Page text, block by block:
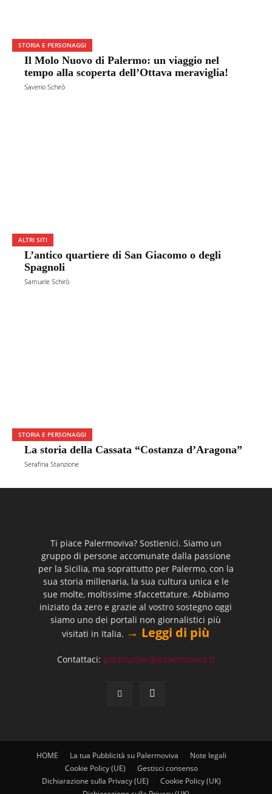
STORIA E PERSONAGGI
Il Molo Nuovo di Palermo: un viaggio nel
tempo alla scoperta dell’Ottava meraviglia!
Saverio Schirò
ALTRI SITI
L’antico quartiere di San Giacomo o degli
Spagnoli
Samuele Schirò
STORIA E PERSONAGGI
La storia della Cassata “Costanza d’Aragona”
Serafina Stanzione
Ti piace Palermoviva? Sostienici. Siamo un
gruppo di persone accomunate dalla passione
per la Sicilia, ma soprattutto per Palermo, con la
sua storia millenaria, la sua cultura unica e le
sue molte, moltissime sfaccettature. Abbiamo
iniziato da zero e grazie al vostro sostegno oggi
siamo uno dei portali non giornalistici più
visitati in Italia. → Leggi di più
Contattaci: postmaster@palermoviva.it
HOME La tua Pubblicità su Palermoviva
Note legali
Cookie Policy (UE)
Gestisci consenso
Dichiarazione sulla Privacy (UE)
Cookie Policy (UK)